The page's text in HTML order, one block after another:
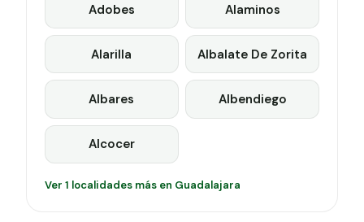
Adobes Alaminos
Alarilla Albalate De Zorita
Albares Albendiego
Alcocer
Ver 1 localidades más en Guadalajara